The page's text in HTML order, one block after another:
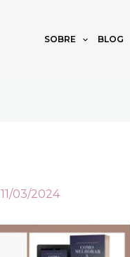
SOBRE BLOG
11/03/2024